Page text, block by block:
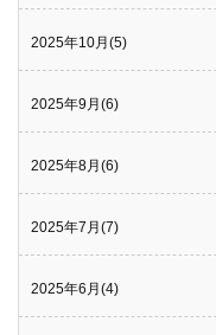
2025年10月(5)
2025年9月(6)
2025年8月(6)
2025年7月(7)
2025年6月(4)